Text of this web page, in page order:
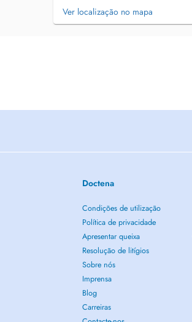
Ver localização no mapa
Doctena
Condições de utilização
Política de privacidade
Apresentar queixa
Resolução de litígios
Sobre nós
Imprensa
Blog
Carreiras